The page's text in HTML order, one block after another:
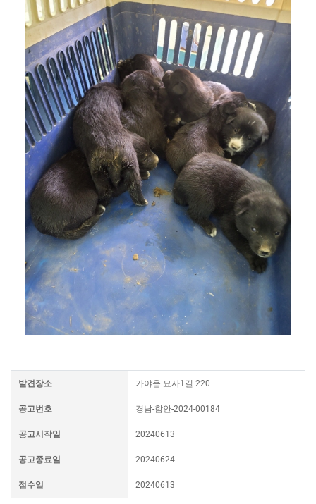
발견장소 가야읍 묘사1길 220
공고번호 경남-함안-2024-00184
공고시작일 20240613
공고종료일 20240624
접수일 20240613